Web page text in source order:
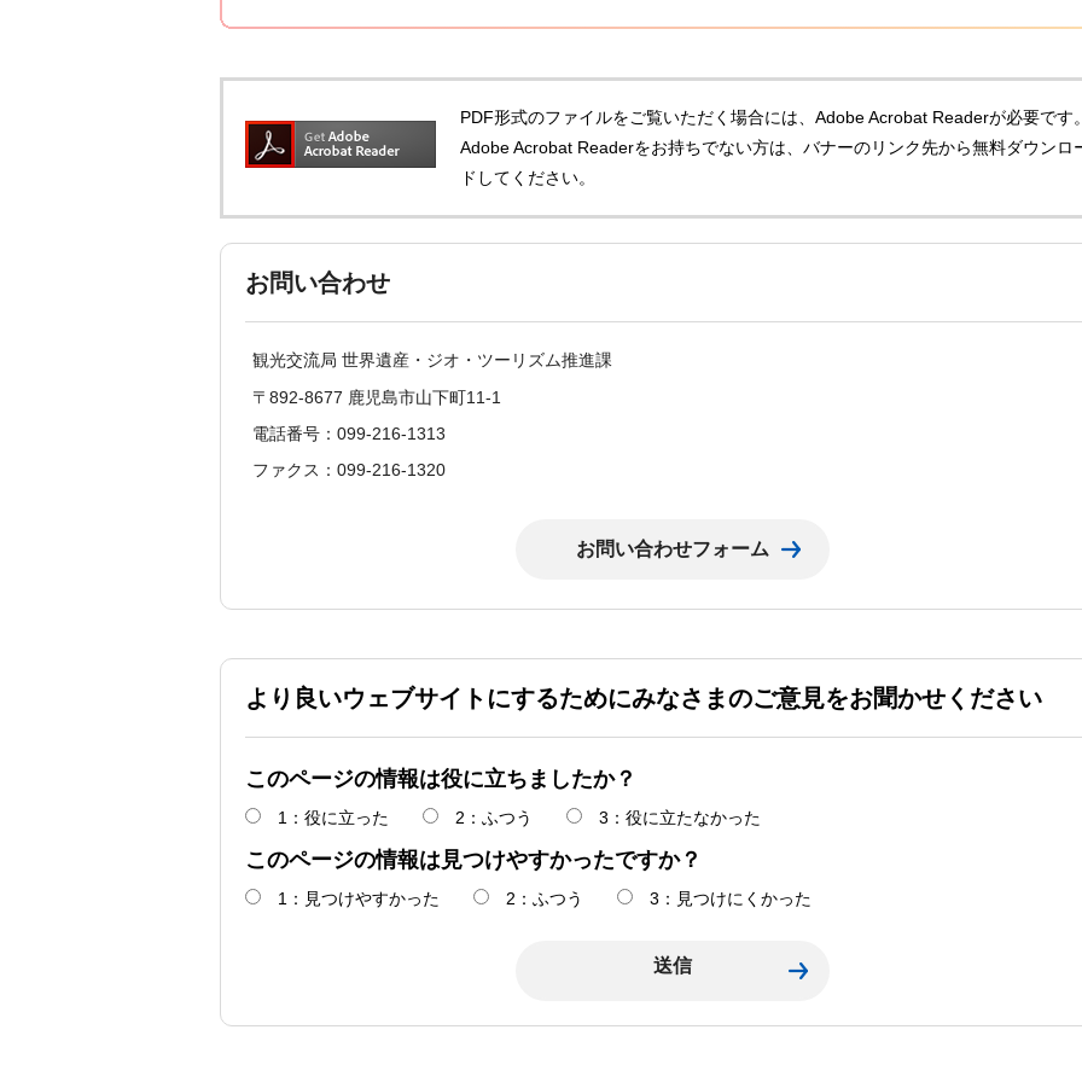
PDF形式のファイルをご覧いただく場合には、Adobe Acrobat Readerが必要です
Adobe Acrobat Readerをお持ちでない方は、バナーのリンク先から無料ダウンロ
ドしてください。
お問い合わせ
観光交流局 世界遺産・ジオ・ツーリズム推進課
〒892-8677 鹿児島市山下町11-1
電話番号：099-216-1313
ファクス：099-216-1320
より良いウェブサイトにするためにみなさまのご意見をお聞かせください
このページの情報は役に立ちましたか？
1：役に立った 2：ふつう 3：役に立たなかった
このページの情報は見つけやすかったですか？
1：見つけやすかった 2：ふつう 3：見つけにくかった